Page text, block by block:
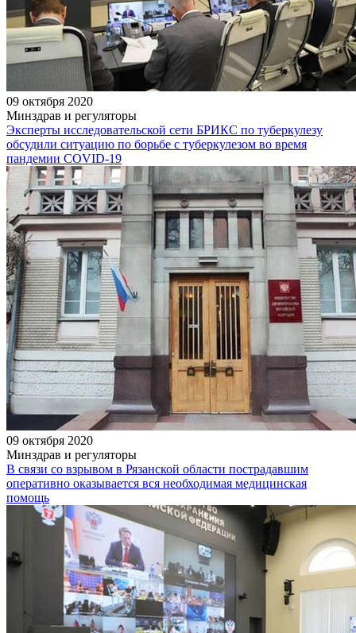
09 октября 2020
Минздрав и регуляторы
Эксперты исследовательской сети БРИКС по туберкулезу
обсудили ситуацию по борьбе с туберкулезом во время
пандемии COVID-19
09 октября 2020
Минздрав и регуляторы
В связи со взрывом в Рязанской области пострадавшим
оперативно оказывается вся необходимая медицинская
помощь